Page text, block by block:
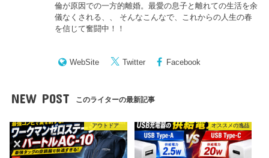
倫が原因での一方的離婚。最愛の息子と離れての生活を余
儀なくされる、、 そんなこんなで、これからの人生の春
を信じて奮闘中！！
WebSite Twitter Facebook
NEW POST このライターの最新記事
アウトドア オススメの逸品